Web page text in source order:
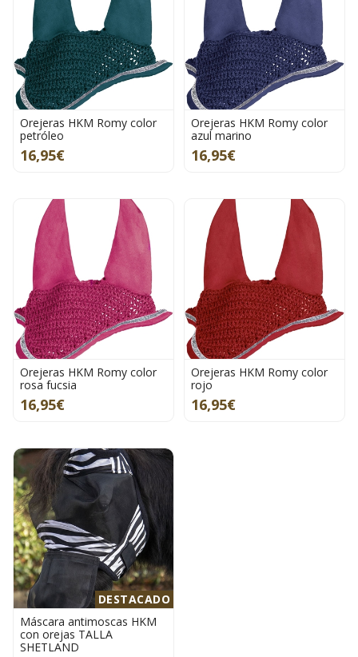
Orejeras HKM Romy color
petróleo
16,95€
Orejeras HKM Romy color
azul marino
16,95€
Orejeras HKM Romy color
rosa fucsia
16,95€
Orejeras HKM Romy color
rojo
16,95€
DESTACADO
Máscara antimoscas HKM
con orejas TALLA
SHETLAND